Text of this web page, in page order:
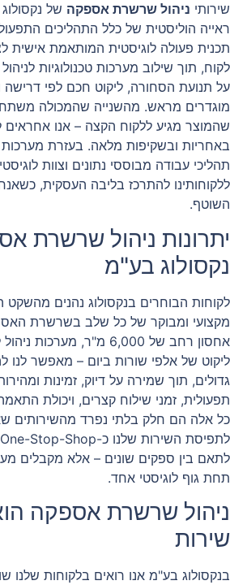
שירותי ניהול שרשרת אספקה של
ראייה הוליסטית של כלל התהליכים
תכנית פעולה לוגיסטית המותאמת אישית
לקוח, תוך שילוב מערכות טכנולוגיות
על תנועת הסחורה, ליקוט חכם לפי דרישה
מוגדרים מראש. מהשנייה שהמכולה
שהמוצר מגיע ללקוח הקצה – אנו אחראים
באחריות ובשקיפות מלאה. בעזרת
תהליכי עבודה מבוססי נתונים וצוות
ללקוחותינו להתרכז בליבה העסקית,
השוטף.
יתרונות ניהול שרשרת
נקסולוג בע"מ
לקוחות הבוחרים בנקסולוג נהנים מהשקט
מקצועי ומבוקר של כל שלב בשרשרת
אחסון רחב של 6,000 מ"ר,
ליקוט של אלפי שורות ביום – מאפשר לנו
גדולים, תוך שמירה על דיוק, זמינות
תפעולית, זמני שילוח קצרים, ויכולת
כל אלה הם חלק בלתי נפרד מהשירותים
לתאם בין ספקים שונים – אלא מקבלים
תחת גוף לוגיסטי אחד.
ניהול שרשרת אספקה
שירות
בנקסולוג בע"מ אנו רואים בלקוחות שלנו